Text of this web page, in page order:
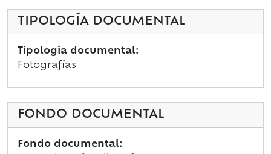
TIPOLOGÍA DOCUMENTAL
Tipología documental:
Fotografías
FONDO DOCUMENTAL
Fondo documental: